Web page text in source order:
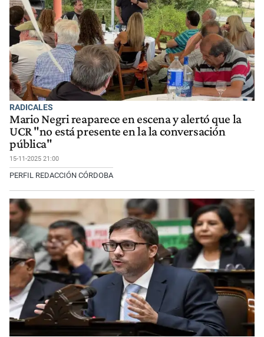
RADICALES
Mario Negri reaparece en escena y alertó que la
UCR "no está presente en la la conversación
pública"
15-11-2025 21:00
PERFIL REDACCIÓN CÓRDOBA